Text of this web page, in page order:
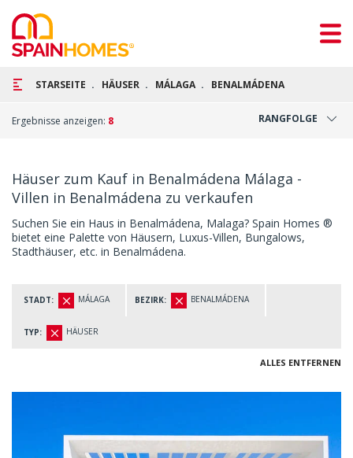
STARSEITE HÄUSER MÁLAGA BENALMÁDENA
RANGFOLGE
Ergebnisse anzeigen: 8
Häuser zum Kauf in Benalmádena Málaga -
Villen in Benalmádena zu verkaufen
Suchen Sie ein Haus in Benalmádena, Malaga? Spain Homes ®
bietet eine Palette von Häusern, Luxus-Villen, Bungalows,
Stadthäuser, etc. in Benalmádena.
STADT: MÁLAGA BEZIRK: BENALMÁDENA
TYP: HÄUSER
ALLES ENTFERNEN